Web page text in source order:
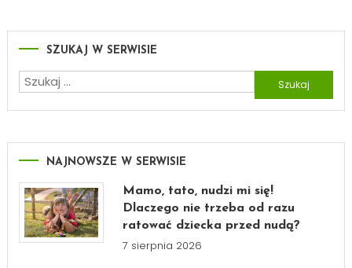
SZUKAJ W SERWISIE
Szukaj:
NAJNOWSZE W SERWISIE
Mamo, tato, nudzi mi się!
Dlaczego nie trzeba od razu
ratować dziecka przed nudą?
7 sierpnia 2026